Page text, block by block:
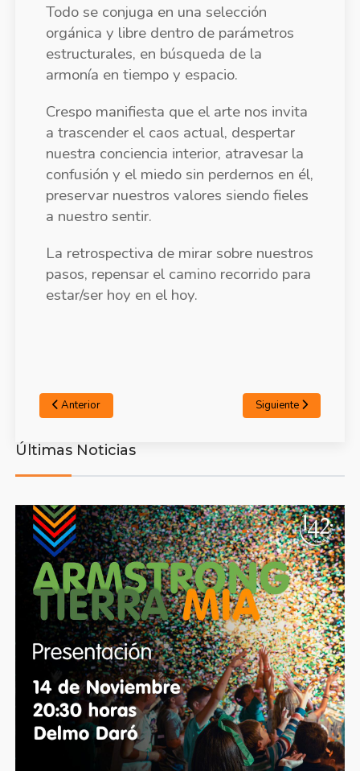
Todo se conjuga en una selección
orgánica y libre dentro de parámetros
estructurales, en búsqueda de la
armonía en tiempo y espacio.
Crespo manifiesta que el arte nos invita
a trascender el caos actual, despertar
nuestra conciencia interior, atravesar la
confusión y el miedo sin perdernos en él,
preservar nuestros valores siendo fieles
a nuestro sentir.
La retrospectiva de mirar sobre nuestros
pasos, repensar el camino recorrido para
estar/ser hoy en el hoy.
Anterior Siguiente
Últimas Noticias